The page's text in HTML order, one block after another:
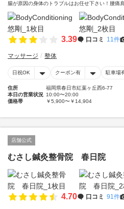
腸が原因の身体のトラブルはお任せ下さい！腰痛
3.39 口コミ 11件
マッサージ 整体
日祝OK クーポン有 駐車場
住所
福岡県春日市紅葉ヶ丘西6-77
本日の営業状況 10:00〜20:00
価格帯
￥5,900〜￥14,904
店舗公式
むさし鍼灸整骨院 春日院
4.70 口コミ 91件